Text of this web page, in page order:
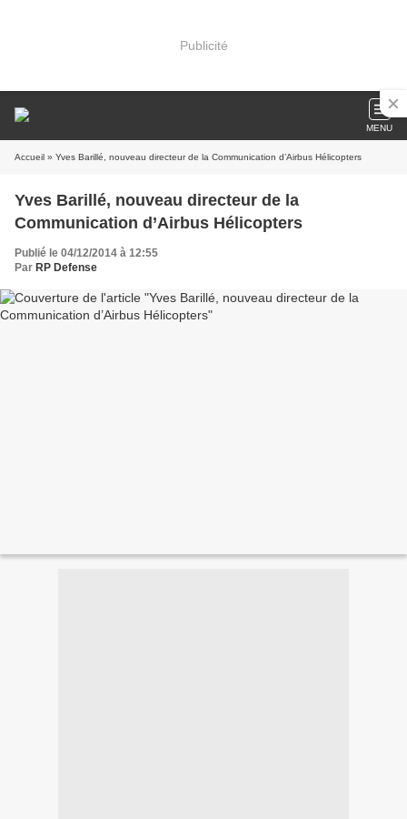
Publicité
MENU
Accueil » Yves Barillé, nouveau directeur de la Communication d’Airbus Hélicopters
Yves Barillé, nouveau directeur de la
Communication d’Airbus Hélicopters
Publié le 04/12/2014 à 12:55
Par RP Defense